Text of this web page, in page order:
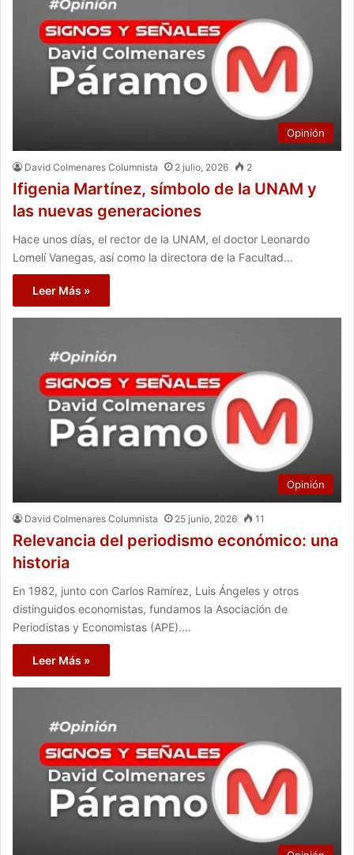
Opinión
David Colmenares Columnista 2 julio, 2026 2
Ifigenia Martínez, símbolo de la UNAM y
las nuevas generaciones
Hace unos días, el rector de la UNAM, el doctor Leonardo
Lomelí Vanegas, así como la directora de la Facultad…
Leer Más »
Opinión
David Colmenares Columnista 25 junio, 2026 11
Relevancia del periodismo económico: una
historia
En 1982, junto con Carlos Ramírez, Luis Ángeles y otros
distinguidos economistas, fundamos la Asociación de
Periodistas y Economistas (APE).…
Leer Más »